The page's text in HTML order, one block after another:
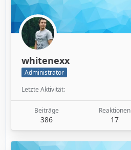
whitenexx
Administrator
Letzte Aktivität
Beiträge
386
Reaktionen
17